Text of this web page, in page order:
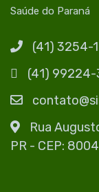
Saúde do Paraná
(41) 3254-
(41) 99224-
Rua
PR - CEP: